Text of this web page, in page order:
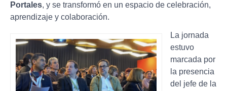
Portales, y se transformó en un espacio de celebración,
aprendizaje y colaboración.
La jornada
estuvo
marcada por
la presencia
del jefe de la